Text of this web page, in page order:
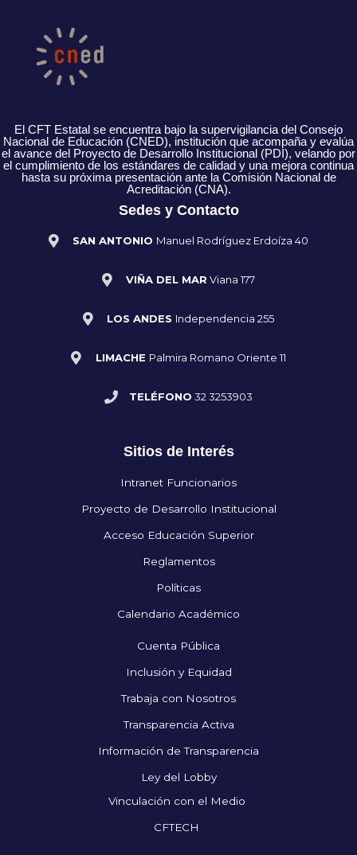
El CFT Estatal se encuentra bajo la supervigilancia del Consejo
Nacional de Educación (CNED), institución que acompaña y evalúa
el avance del Proyecto de Desarrollo Institucional (PDI), velando por
el cumplimiento de los estándares de calidad y una mejora continua
hasta su próxima presentación ante la Comisión Nacional de
Acreditación (CNA).
Sedes y Contacto
SAN ANTONIO Manuel Rodríguez Erdoíza 40
VIÑA DEL MAR Viana 177
LOS ANDES Independencia 255
LIMACHE Palmira Romano Oriente 11
TELÉFONO 32 3253903
Sitios de Interés
Intranet Funcionarios
Proyecto de Desarrollo Institucional
Acceso Educación Superior
Reglamentos
Políticas
Calendario Académico
Cuenta Pública
Inclusión y Equidad
Trabaja con Nosotros
Transparencia Activa
Información de Transparencia
Ley del Lobby
Vinculación con el Medio
CFTECH